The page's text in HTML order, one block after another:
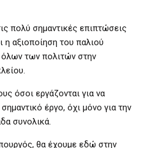
πολύ σημαντικές επιπτώσεις
η αξιοποίηση του παλιού
των πολιτών στην
όσοι εργάζονται για να
έργο, όχι μόνο για την
συνολικά.
θα έχουμε εδώ στην